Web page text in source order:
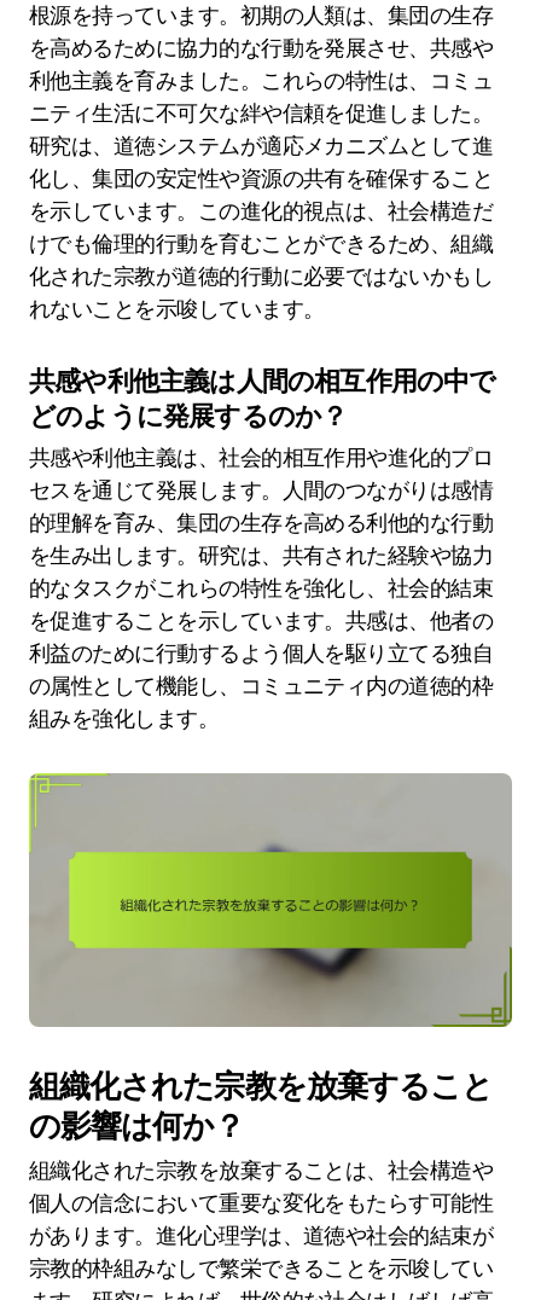
根源を持っています。初期の人類は、集団の生存
を高めるために協力的な行動を発展させ、共感や
利他主義を育みました。これらの特性は、コミュ
ニティ生活に不可欠な絆や信頼を促進しました。
研究は、道徳システムが適応メカニズムとして進
化し、集団の安定性や資源の共有を確保すること
を示しています。この進化的視点は、社会構造だ
けでも倫理的行動を育むことができるため、組織
化された宗教が道徳的行動に必要ではないかもし
れないことを示唆しています。
共感や利他主義は人間の相互作用の中で
どのように発展するのか？
共感や利他主義は、社会的相互作用や進化的プロ
セスを通じて発展します。人間のつながりは感情
的理解を育み、集団の生存を高める利他的な行動
を生み出します。研究は、共有された経験や協力
的なタスクがこれらの特性を強化し、社会的結束
を促進することを示しています。共感は、他者の
利益のために行動するよう個人を駆り立てる独自
の属性として機能し、コミュニティ内の道徳的枠
組みを強化します。
組織化された宗教を放棄すること
の影響は何か？
組織化された宗教を放棄することは、社会構造や
個人の信念において重要な変化をもたらす可能性
があります。進化心理学は、道徳や社会的結束が
宗教的枠組みなしで繁栄できることを示唆してい